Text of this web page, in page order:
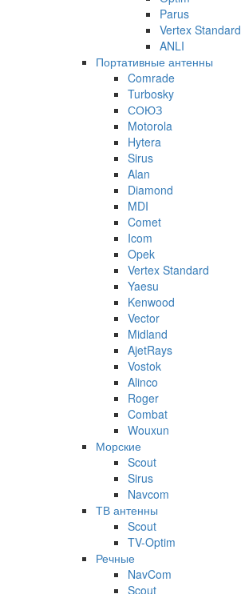
Parus
Vertex Standard
ANLI
Портативные антенны
Comrade
Turbosky
СОЮЗ
Motorola
Hytera
Sirus
Alan
Diamond
MDI
Comet
Icom
Opek
Vertex Standard
Yaesu
Kenwood
Vector
Midland
AjetRays
Vostok
Alinco
Roger
Combat
Wouxun
Морские
Scout
Sirus
Navcom
ТВ антенны
Scout
TV-Optim
Речные
NavCom
Scout